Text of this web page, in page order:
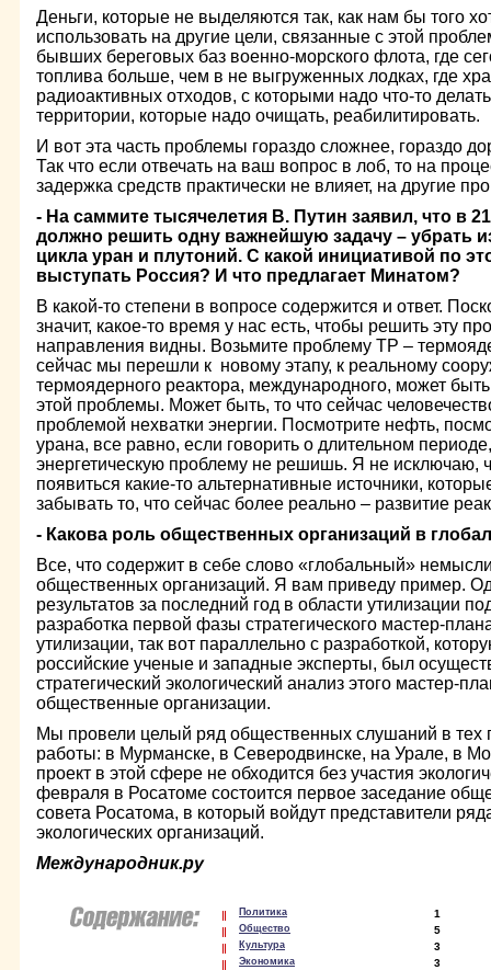
Деньги, которые не выделяются так, как нам бы того
использовать на другие цели, связанные с этой
бывших береговых баз военно-морского флота, где
топлива больше, чем в не выгруженных лодках, где
радиоактивных отходов, с которыми надо что-то
территории, которые надо очищать, реабилитировать.
И вот эта часть проблемы гораздо сложнее, гораздо
Так что если отвечать на ваш вопрос в лоб, то на
задержка средств практически не влияет, на другие
- На саммите тысячелетия В. Путин заявил, что в
должно решить одну важнейшую задачу – убрать
цикла уран и плутоний. С какой инициативой по
выступать Россия? И что предлагает Минатом?
В какой-то степени в вопросе содержится и ответ.
значит, какое-то время у нас есть, чтобы решить эту
направления видны. Возьмите проблему ТР –
сейчас мы перешли к новому этапу, к реальному
термоядерного реактора, международного, может
этой проблемы. Может быть, то что сейчас
проблемой нехватки энергии. Посмотрите нефть,
урана, все равно, если говорить о длительном
энергетическую проблему не решишь. Я не исключаю,
появиться какие-то альтернативные источники,
забывать то, что сейчас более реально – развитие
- Какова роль общественных организаций в
Все, что содержит в себе слово «глобальный»
общественных организаций. Я вам приведу пример.
результатов за последний год в области утилизации
разработка первой фазы стратегического мастер-
утилизации, так вот параллельно с разработкой,
российские ученые и западные эксперты, был
стратегический экологический анализ этого мастер-
общественные организации.
Мы провели целый ряд общественных слушаний в тех
работы: в Мурманске, в Северодвинске, на Урале, в
проект в этой сфере не обходится без участия
февраля в Росатоме состоится первое заседание
совета Росатома, в который войдут представители
экологических организаций.
Международник.ру
Политика 1
Общество 5
Культура 3
Экономика 3